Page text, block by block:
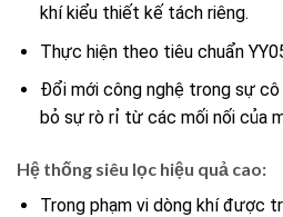
khí kiểu thiết kế tách riêng.
Thực hiện theo tiêu chuẩn
Đổi mới công nghệ trong sự cô
bỏ sự rò rỉ từ các mối nối của
Hệ thống siêu lọc hiệu quả cao:
Trong phạm vi dòng khí được